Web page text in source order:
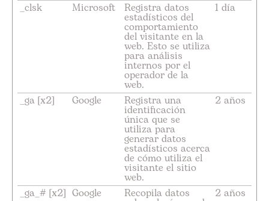
_clsk Microsoft Registra datos
estadísticos del
comportamiento
del visitante en la
web. Esto se utiliza
para análisis
internos por el
operador de la
web.
1 día
_ga [x2] Google Registra una
identificación
única que se
utiliza para
generar datos
estadísticos acerca
de cómo utiliza el
visitante el sitio
web.
2 años
_ga_# [x2] Google Recopila datos 2 años